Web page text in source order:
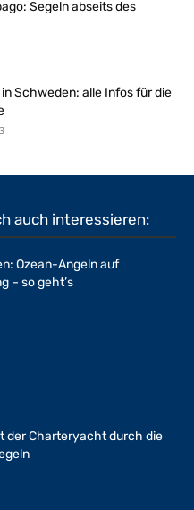
Segeln abseits des
Schweden: alle Infos für die
auch interessieren:
Ozean-Angeln auf
– so geht’s
der Charteryacht durch die